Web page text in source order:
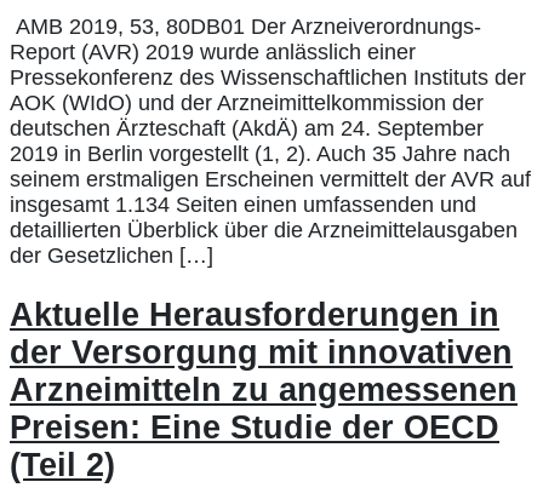
AMB 2019, 53, 80DB01 Der Arzneiverordnungs-
Report (AVR) 2019 wurde anlässlich einer
Pressekonferenz des Wissenschaftlichen Instituts der
AOK (WIdO) und der Arzneimittelkommission der
deutschen Ärzteschaft (AkdÄ) am 24. September
2019 in Berlin vorgestellt (1, 2). Auch 35 Jahre nach
seinem erstmaligen Erscheinen vermittelt der AVR auf
insgesamt 1.134 Seiten einen umfassenden und
detaillierten Überblick über die Arzneimittelausgaben
der Gesetzlichen […]
Aktuelle Herausforderungen in
der Versorgung mit innovativen
Arzneimitteln zu angemessenen
Preisen: Eine Studie der OECD
(Teil 2)